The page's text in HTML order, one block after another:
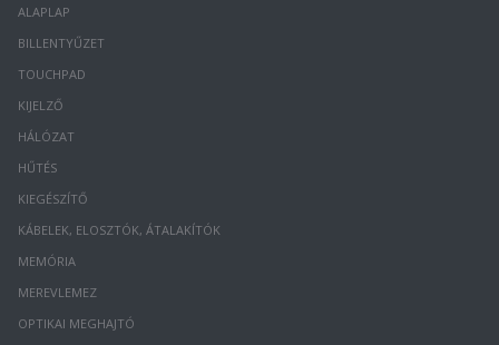
ALAPLAP
BILLENTYŰZET
TOUCHPAD
KIJELZŐ
HÁLÓZAT
HŰTÉS
KIEGÉSZÍTŐ
KÁBELEK, ELOSZTÓK, ÁTALAKÍTÓK
MEMÓRIA
MEREVLEMEZ
OPTIKAI MEGHAJTÓ